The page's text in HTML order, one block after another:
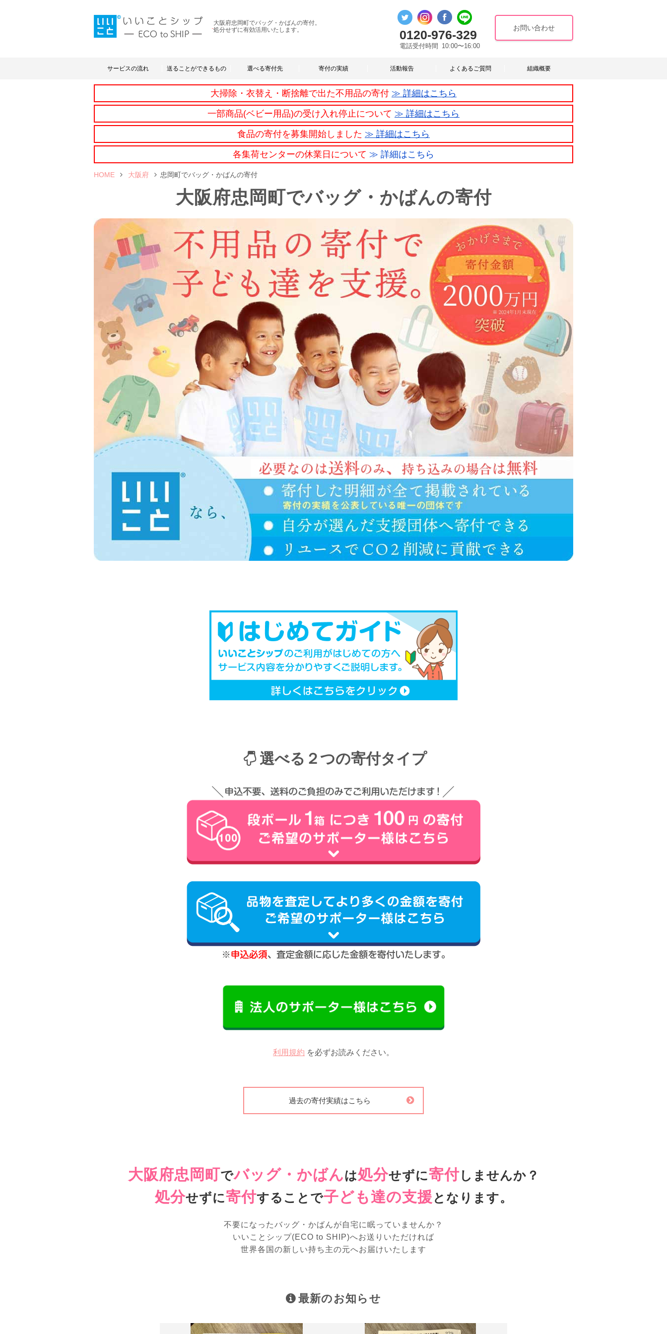
大阪府忠岡町でバッグ・かばんの寄付。
処分せずに有効活用いたします。
0120-976-329
電話受付時間 10:00〜16:00
お問い合わせ
サービスの流れ 送ることができるもの 選べる寄付先 寄付の実績 活動報告 よくあるご質問 組織概要
大掃除・衣替え・断捨離で出た不用品の寄付 ≫ 詳細はこちら
一部商品(ベビー用品)の受け入れ停止について ≫ 詳細はこちら
食品の寄付を募集開始しました ≫ 詳細はこちら
各集荷センターの休業日について ≫ 詳細はこちら
HOME 大阪府 忠岡町でバッグ・かばんの寄付
大阪府忠岡町でバッグ・かばんの寄付
選べる２つの寄付タイプ
利用規約 を必ずお読みください。
過去の寄付実績はこちら
大阪府忠岡町でバッグ・かばんは処分せずに寄付しませんか？
処分せずに寄付することで子ども達の支援 となります。
不要になったバッグ・かばんが自宅に眠っていませんか？
いいことシップ(ECO to SHIP)へお送りいただければ
世界各国の新しい持ち主の元へお届けいたします
最新のお知らせ